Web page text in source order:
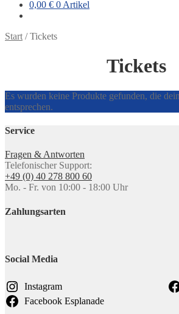
0,00 € 0 Artikel
Start /Tickets
Tickets
Es wurden keine Produkte gefunden, die
entsprechen.
Service
Fragen & Antworten
Telefonischer Support:
+49 (0) 40 278 800 60
Mo. - Fr. von 10:00 - 18:00 Uhr
Zahlungsarten
Social Media
Instagram
Facebook Esplanade